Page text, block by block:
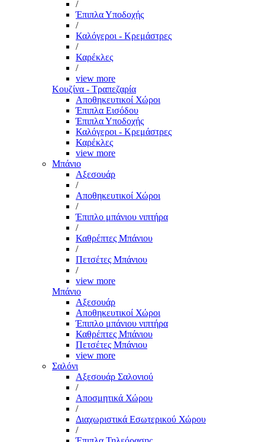
/
Έπιπλα Υποδοχής
/
Καλόγεροι - Κρεμάστρες
/
Καρέκλες
/
view more
Κουζίνα - Τραπεζαρία
Αποθηκευτικοί Χώροι
Έπιπλα Εισόδου
Έπιπλα Υποδοχής
Καλόγεροι - Κρεμάστρες
Καρέκλες
view more
Μπάνιο
Αξεσουάρ
/
Αποθηκευτικοί Χώροι
/
Έπιπλο μπάνιου νιπτήρα
/
Καθρέπτες Μπάνιου
/
Πετσέτες Μπάνιου
/
view more
Μπάνιο
Αξεσουάρ
Αποθηκευτικοί Χώροι
Έπιπλο μπάνιου νιπτήρα
Καθρέπτες Μπάνιου
Πετσέτες Μπάνιου
view more
Σαλόνι
Αξεσουάρ Σαλονιού
/
Αποσμητικά Χώρου
/
Διαχωριστικά Εσωτερικού Χώρου
/